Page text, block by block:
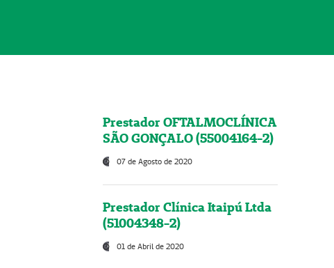
Prestador OFTALMOCLÍNICA
SÃO GONÇALO (55004164-2)
07 de Agosto de 2020
Prestador Clínica Itaipú Ltda
(51004348-2)
01 de Abril de 2020